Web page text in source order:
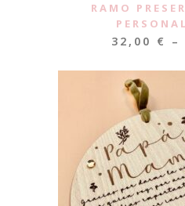
RAMO
32,00 € –